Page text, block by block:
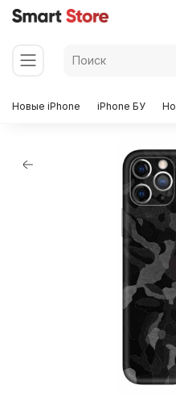
Новые iPhone iPhone БУ